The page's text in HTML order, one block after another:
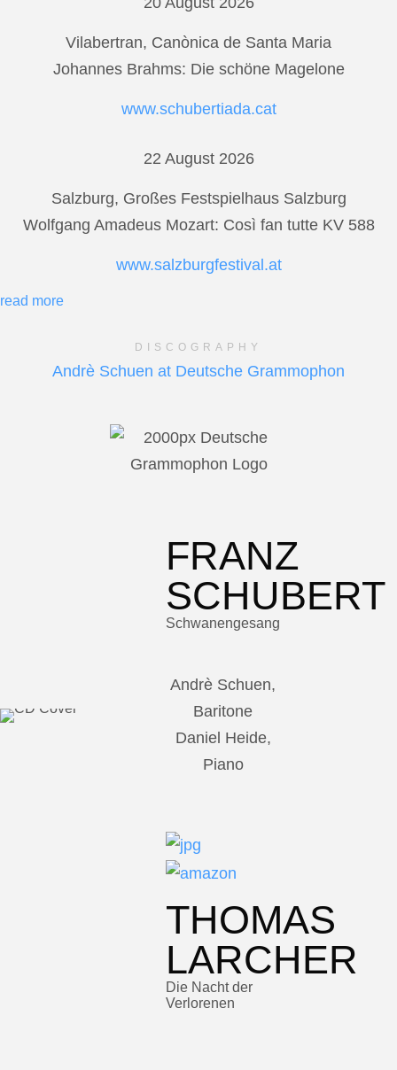
Vilabertran, Canònica de Santa Maria
Johannes Brahms: Die schöne Magelone
www.schubertiada.cat
22 August 2026
Salzburg, Großes Festspielhaus Salzburg
Wolfgang Amadeus Mozart: Così fan tutte KV 588
www.salzburgfestival.at
read more
DISCOGRAPHY
Andrè Schuen at Deutsche Grammophon
FRANZ
SCHUBERT
Schwanengesang
Andrè Schuen,
Baritone
Daniel Heide,
Piano
THOMAS
LARCHER
Die Nacht der
Verlorenen